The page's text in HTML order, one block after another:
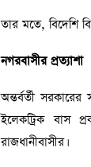
তার মতে, বিদেশি
নগরবাসীর প্রত্যাশা
অন্তর্বর্তী
ইলেকট্রিক বাস
রাজধানীবাসীর।